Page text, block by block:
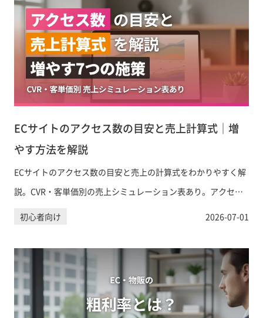
ECサイトのアクセス数の目安と売上計算式｜増
やす方法を解説
ECサイトのアクセス数の目安と売上の計算式をわかりやすく解
説。CVR・客単価別の売上シミュレーション表あり。アクセス
を増やす具体的な方法も紹介します。
初心者向け 2026-07-01